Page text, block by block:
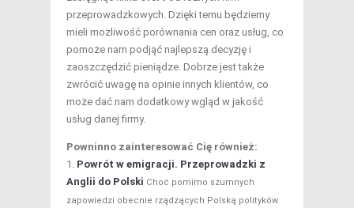
przeprowadzkowych. Dzięki temu będziemy
mieli możliwość porównania cen oraz usług, co
pomoże nam podjąć najlepszą decyzję i
zaoszczędzić pieniądze. Dobrze jest także
zwrócić uwagę na opinie innych klientów, co
może dać nam dodatkowy wgląd w jakość
usług danej firmy.
Powninno zainteresować Cię również:
Powrót w emigracji. Przeprowadzki z
Anglii do Polski Choć pomimo szumnych
zapowiedzi obecnie rządzących Polską polityków